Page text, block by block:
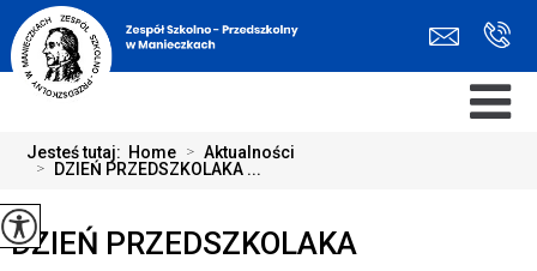
Jesteś tutaj: Home > Aktualności
> DZIEŃ PRZEDSZKOLAKA ...
DZIEŃ PRZEDSZKOLAKA